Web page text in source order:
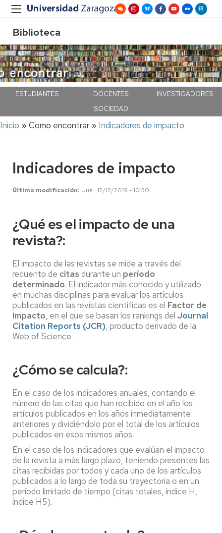
Biblioteca
ESTUDIANTES DOCENTES
INVESTIGADORES
SOCIEDAD
Ruta
Inicio Como encontrar Indicadores de impacto
Indicadores de impacto
Última modificación Jue , 12/12/2019 - 10:30
¿Qué es el impacto de una
revista?:
El impacto de las revistas se mide a través del
recuento de citas durante un período
determinado. El indicador más conocido y utilizado
en muchas disciplinas para evaluar los artículos
publicados en las revistas científicas es el Factor de
Impacto, en el que se basan los rankings del Journal
Citation Reports (JCR), producto derivado de la
Web of Science.
¿Cómo se calcula?:
En el caso de los indicadores anuales, contando el
número de las citas que han recibido en el año los
artículos publicados en los años inmediatamente
anteriores y dividiéndolo por el total de los artículos
publicados en esos mismos años.
En el caso de los indicadores que evalúan el impacto
de la revista a más largo plazo, teniendo presentes las
citas recibidas por todos y cada uno de los artículos
publicados a lo largo de toda su trayectoria o en un
período limitado de tiempo (citas totales, índice H,
índice H5).